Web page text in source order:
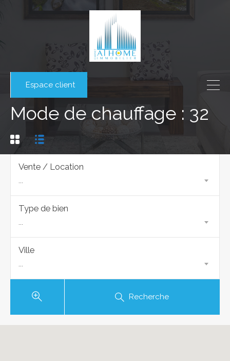
Espace client
Mode de chauffage : 32
Vente / Location
...
Type de bien
...
Ville
...
Recherche